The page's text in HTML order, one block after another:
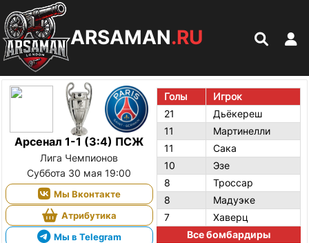
ARSAMAN.RU
Арсенал 1-1 (3:4) ПСЖ
Лига Чемпионов
Суббота 30 мая 19:00
Мы Вконтакте
Атрибутика
Мы в Telegram
Голы
Игрок
21
Дьёкереш
11
Мартинелли
11
Сака
10
Эзе
8
Троссар
8
Мадуэке
7
Хаверц
Все бомбардиры